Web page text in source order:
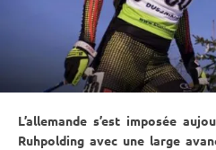
L’allemande s’est imposée
Ruhpolding avec une large